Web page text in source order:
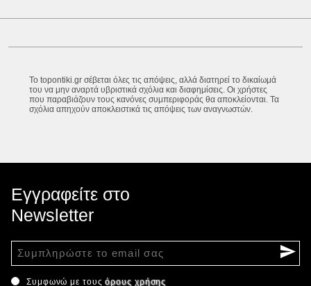
Το topontiki.gr σέβεται όλες τις απόψεις, αλλά διατηρεί το δικαίωμά
του να μην αναρτά υβριστικά σχόλια και διαφημίσεις. Οι χρήστες
που παραβιάζουν τους κανόνες συμπεριφοράς θα αποκλείονται. Τα
σχόλια απηχούν αποκλειστικά τις απόψεις των αναγνωστών.
Εγγραφείτε στο
Newsletter
Συμφωνώ με τουςόρους χρήσης